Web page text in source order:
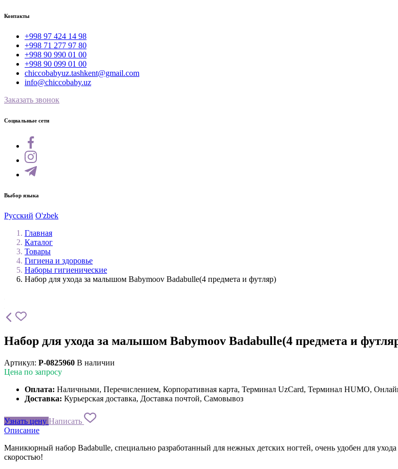
Контакты
+998 97 424 14 98
+998 71 277 97 80
+998 90 990 01 00
+998 90 099 01 00
chiccobabyuz.tashkent@gmail.com
info@chiccobaby.uz
Заказать звонок
Социальные сети
Выбор языка
Русский O'zbek
Главная
Каталог
Товары
Гигиена и здоровье
Наборы гигиенические
Набор для ухода за малышом Babymoov Badabulle(4 предмета и футляр)
Набор для ухода за малышом Babymoov Badabulle(4 предмета и
Артикул: P-0825960 В наличии
Цена по запросу
Оплата: Наличными, Перечислением, Корпоративная карта, Терминал UzCard, Терминал HUMO,
Доставка: Курьерская доставка, Доставка почтой, Самовывоз
Узнать цену Написать
Описание
Маникюрный набор Badabulle, специально разработанный для нежных детских ногтей, очень удобен для
скоростью!